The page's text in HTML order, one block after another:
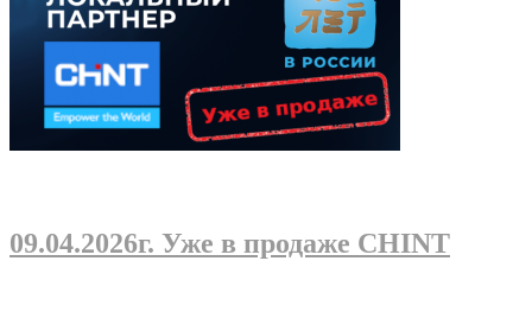
09.04.2026г. Уже в продаже CHINT